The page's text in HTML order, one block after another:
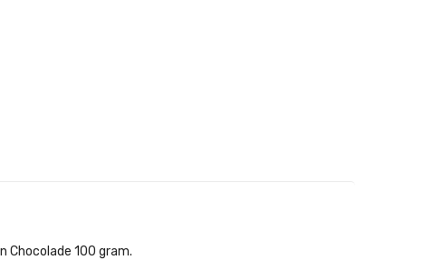
Chocolade 100 gram.